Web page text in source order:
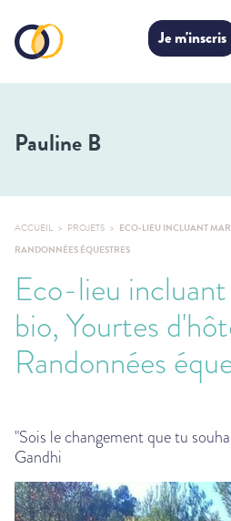
Je m'inscris
Pauline B
ACCUEIL PROJETS
ECO-LIEU INCLUANT
RANDONNÉES ÉQUESTRES
Eco-lieu
bio, Yourtes
Randonnées
"Sois le changement que tu
Gandhi